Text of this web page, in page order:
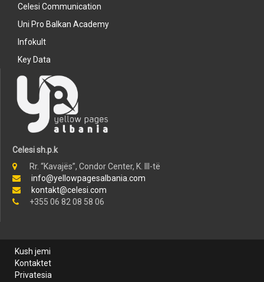
Celesi Communication
Uni Pro Balkan Academy
Infokult
Key Data
Celesi sh.p.k
Rr. “Kavajës”, Condor Center, K. III-të
info@yellowpagesalbania.com
kontakt@celesi.com
+355 06 82 08 58 06
Kush jemi
Kontaktet
Privatesia